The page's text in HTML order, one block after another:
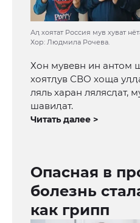
Аӆ хоятат Россия мув хуват
Хор: Людмила Рочева.
Хон мувевн ин антом
хоятӆув СВО хоща
ляль харан лялясӆат,
шавиӆат.
Читать далее >
Опасная в
болезнь
как грипп